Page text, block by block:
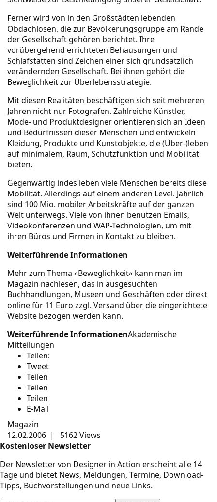
Ferner wird von in den Großstädten lebenden
Obdachlosen, die zur Bevölkerungsgruppe am Rande
der Gesellschaft gehören berichtet. Ihre
vorübergehend errichteten Behausungen und
Schlafstätten sind Zeichen einer sich grundsätzlich
verändernden Gesellschaft. Bei ihnen gehört die
Beweglichkeit zur Überlebensstrategie.
Mit diesen Realitäten beschäftigen sich seit mehreren
Jahren nicht nur Fotografen. Zahlreiche Künstler,
Mode- und Produktdesigner orientieren sich an Ideen
und Bedürfnissen dieser Menschen und entwickeln
Kleidung, Produkte und Kunstobjekte, die (Über-)leben
auf minimalem, Raum, Schutzfunktion und Mobilität
bieten.
Gegenwärtig indes leben viele Menschen bereits diese
Mobilität. Allerdings auf einem anderen Level. Jährlich
sind 100 Mio. mobiler Arbeitskräfte auf der ganzen
Welt unterwegs. Viele von ihnen benutzen Emails,
Videokonferenzen und WAP-Technologien, um mit
ihren Büros und Firmen in Kontakt zu bleiben.
Weiterführende Informationen
Mehr zum Thema »Beweglichkeit« kann man im
Magazin nachlesen, das in ausgesuchten
Buchhandlungen, Museen und Geschäften oder direkt
online für 11 Euro zzgl. Versand über die eingerichtete
Website bezogen werden kann.
Weiterführende InformationenAkademische
Mitteilungen
Teilen:
Tweet
Teilen
Teilen
Teilen
E-Mail
Magazin
12.02.2006 |
5162 Views
Kostenloser Newsletter
Der Newsletter von Designer in Action erscheint alle 14
Tage und bietet News, Meldungen, Termine, Download-
Tipps, Buchvorstellungen und neue Links.